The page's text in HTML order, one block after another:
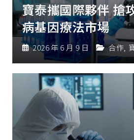
寶泰攜國際夥伴 搶
病基因療法市場
2026 年 6 月 9 日 合作,